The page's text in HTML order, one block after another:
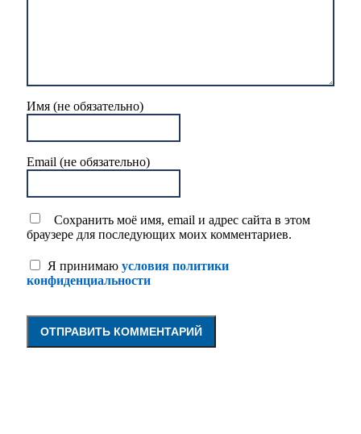
Имя (не обязательно)
Email (не обязательно)
Сохранить моё имя, email и адрес сайта в этом
браузере для последующих моих комментариев.
Я принимаю условия политики
конфиденциальности